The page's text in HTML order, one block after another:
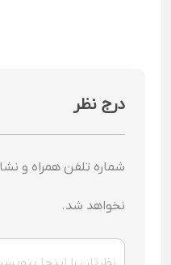
درج نظر
شماره تلفن همراه و
نخواهد شد.